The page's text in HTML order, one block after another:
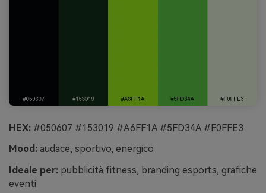
HEX: #050607 #153019 #A6FF1A #5FD34A #F0FFE3
Mood: audace, sportivo, energico
Ideale per: pubblicità fitness, branding esports, grafiche
eventi